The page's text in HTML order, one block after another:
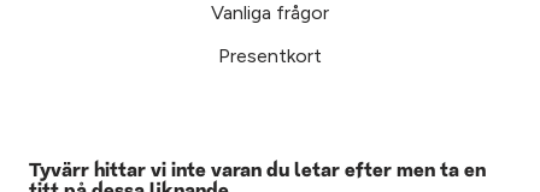
Vanliga frågor
Presentkort
Tyvärr hittar vi inte varan du letar efter men ta en